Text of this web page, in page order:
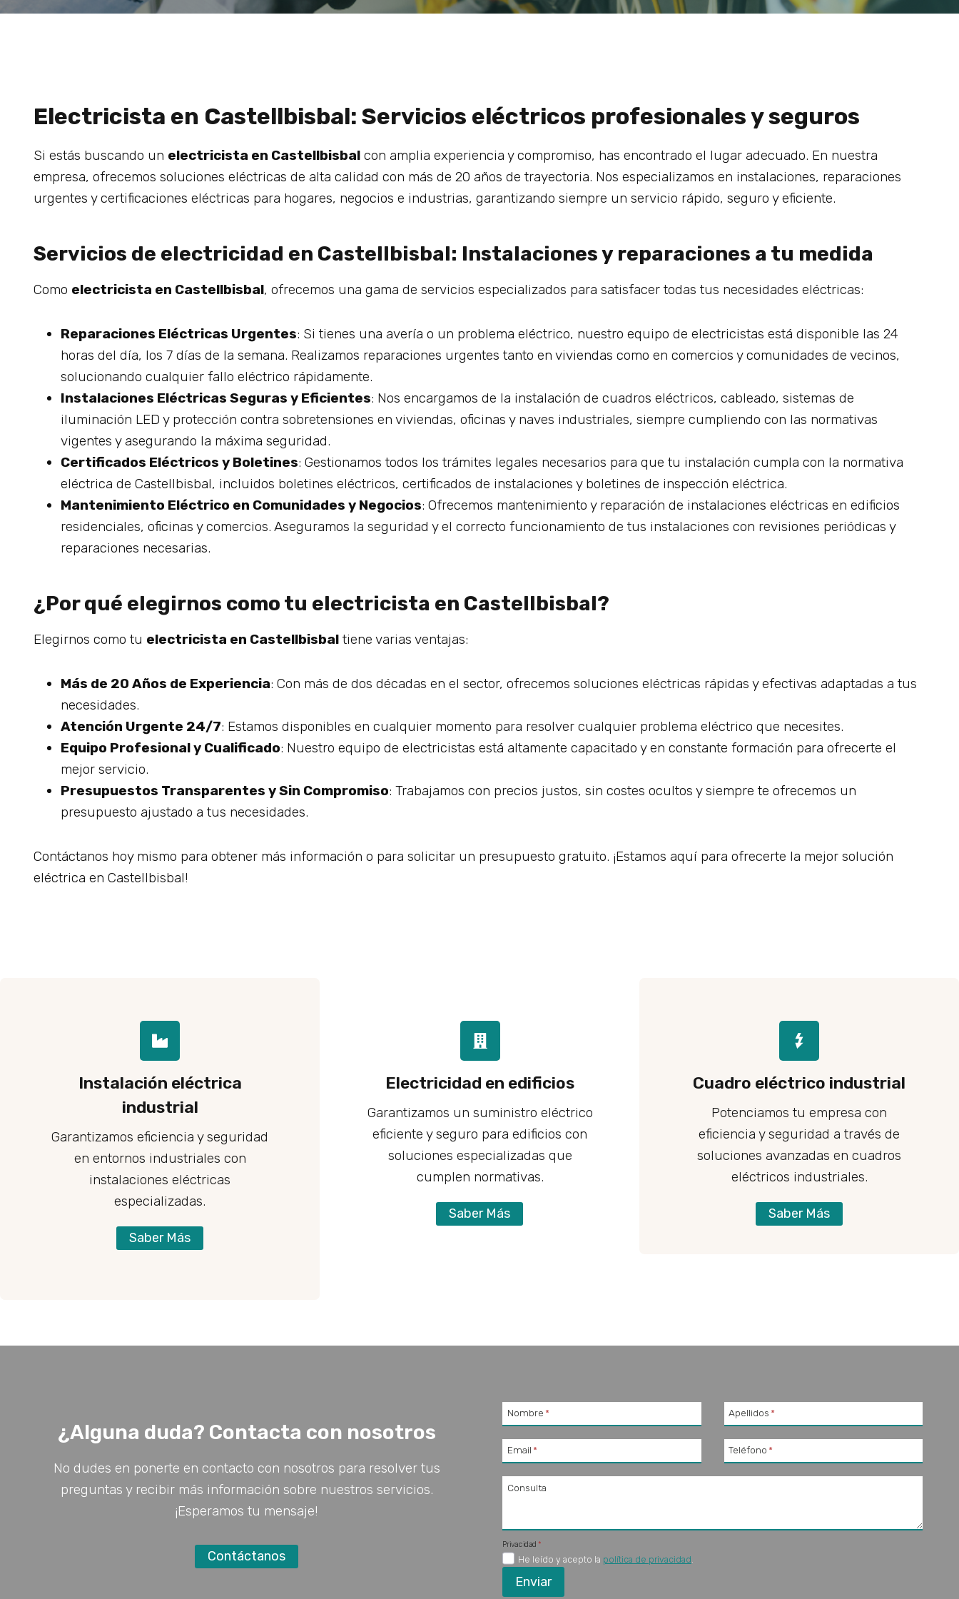
Electricista en Castellbisbal: Servicios eléctricos profesionales y seguros
Si estás buscando un electricista en Castellbisbal con amplia experiencia y compromiso, has encontrado el lugar adecuado. En nuestra
empresa, ofrecemos soluciones eléctricas de alta calidad con más de 20 años de trayectoria. Nos especializamos en instalaciones, reparaciones
urgentes y certificaciones eléctricas para hogares, negocios e industrias, garantizando siempre un servicio rápido, seguro y eficiente.
Servicios de electricidad en Castellbisbal: Instalaciones y reparaciones a tu medida
Como electricista en Castellbisbal, ofrecemos una gama de servicios especializados para satisfacer todas tus necesidades eléctricas:
Reparaciones Eléctricas Urgentes: Si tienes una avería o un problema eléctrico, nuestro equipo de electricistas está disponible las 24
horas del día, los 7 días de la semana. Realizamos reparaciones urgentes tanto en viviendas como en comercios y comunidades de vecinos,
solucionando cualquier fallo eléctrico rápidamente.
Instalaciones Eléctricas Seguras y Eficientes: Nos encargamos de la instalación de cuadros eléctricos, cableado, sistemas de
iluminación LED y protección contra sobretensiones en viviendas, oficinas y naves industriales, siempre cumpliendo con las normativas
vigentes y asegurando la máxima seguridad.
Certificados Eléctricos y Boletines: Gestionamos todos los trámites legales necesarios para que tu instalación cumpla con la normativa
eléctrica de Castellbisbal, incluidos boletines eléctricos, certificados de instalaciones y boletines de inspección eléctrica.
Mantenimiento Eléctrico en Comunidades y Negocios: Ofrecemos mantenimiento y reparación de instalaciones eléctricas en edificios
residenciales, oficinas y comercios. Aseguramos la seguridad y el correcto funcionamiento de tus instalaciones con revisiones periódicas y
reparaciones necesarias.
¿Por qué elegirnos como tu electricista en Castellbisbal?
Elegirnos como tu electricista en Castellbisbal tiene varias ventajas:
Más de 20 Años de Experiencia: Con más de dos décadas en el sector, ofrecemos soluciones eléctricas rápidas y efectivas adaptadas a tus
necesidades.
Atención Urgente 24/7: Estamos disponibles en cualquier momento para resolver cualquier problema eléctrico que necesites.
Equipo Profesional y Cualificado: Nuestro equipo de electricistas está altamente capacitado y en constante formación para ofrecerte el
mejor servicio.
Presupuestos Transparentes y Sin Compromiso: Trabajamos con precios justos, sin costes ocultos y siempre te ofrecemos un
presupuesto ajustado a tus necesidades.
Contáctanos hoy mismo para obtener más información o para solicitar un presupuesto gratuito. ¡Estamos aquí para ofrecerte la mejor solución
eléctrica en Castellbisbal!
Instalación eléctrica
industrial
Garantizamos eficiencia y seguridad
en entornos industriales con
instalaciones eléctricas
especializadas.
Saber Más
Electricidad en edificios
Garantizamos un suministro eléctrico
eficiente y seguro para edificios con
soluciones especializadas que
cumplen normativas.
Saber Más
Cuadro eléctrico industrial
Potenciamos tu empresa con
eficiencia y seguridad a través de
soluciones avanzadas en cuadros
eléctricos industriales.
Saber Más
¿Alguna duda? Contacta con nosotros
No dudes en ponerte en contacto con nosotros para resolver tus
preguntas y recibir más información sobre nuestros servicios.
¡Esperamos tu mensaje!
Contáctanos
Nombre * Apellidos *
Email * Teléfono *
Consulta
Privacidad *
He leído y acepto la política de privacidad .
Enviar